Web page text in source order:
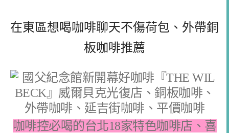
在東區想喝咖啡聊天不傷荷包、外帶銅
板咖啡推薦
咖啡控必喝的台北18家特色咖啡店、喜